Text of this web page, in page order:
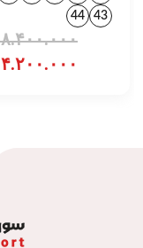
43
44
۸.۴۰۰.۰۰۰
۴.۲۰۰.۰۰۰